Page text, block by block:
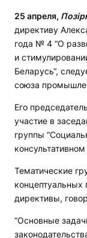
25 апреля,
директиву
года № 4 “О
и
Беларусь“,
союза
Его
участие в
группы
Тематические
концептуальных
директивы,
“Основные